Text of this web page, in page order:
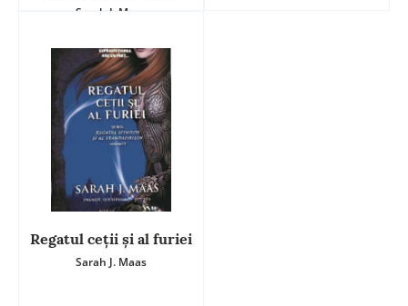
Sarah J. Maas
Regatul ceții și al furiei
Sarah J. Maas